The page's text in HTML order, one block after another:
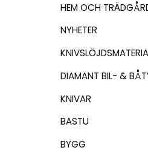
HEM OCH
NYHETER
DIAMANT BIL- &
KNIVAR
BASTU
BYGG